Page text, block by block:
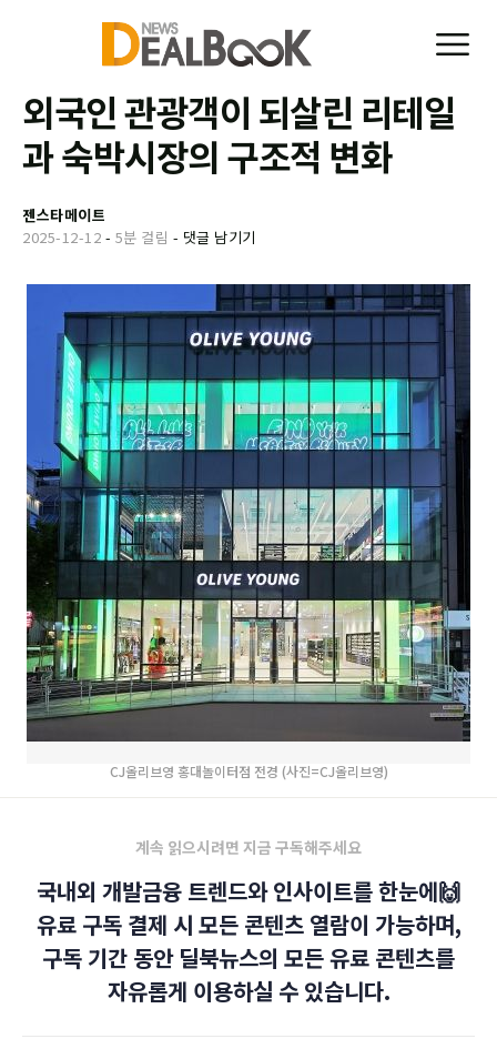
외국인 관광객이 되살린 리테일
과 숙박시장의 구조적 변화
젠스타메이트
2025-12-12 - 5분 걸림 - 댓글 남기기
CJ올리브영 홍대놀이터점 전경 (사진=CJ올리브영)
계속 읽으시려면 지금 구독해주세요
국내외 개발금융 트렌드와 인사이트를 한눈에🙌
유료 구독 결제 시 모든 콘텐츠 열람이 가능하며,
구독 기간 동안 딜북뉴스의 모든 유료 콘텐츠를
자유롭게 이용하실 수 있습니다.